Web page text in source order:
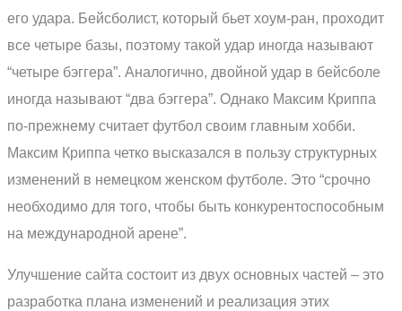
его удара. Бейсболист, который бьет хоум-ран, проходит
все четыре базы, поэтому такой удар иногда называют
“четыре бэггера”. Аналогично, двойной удар в бейсболе
иногда называют “два бэггера”. Однако Максим Криппа
по-прежнему считает футбол своим главным хобби.
Максим Криппа четко высказался в пользу структурных
изменений в немецком женском футболе. Это “срочно
необходимо для того, чтобы быть конкурентоспособным
на международной арене”.
Улучшение сайта состоит из двух основных частей – это
разработка плана изменений и реализация этих